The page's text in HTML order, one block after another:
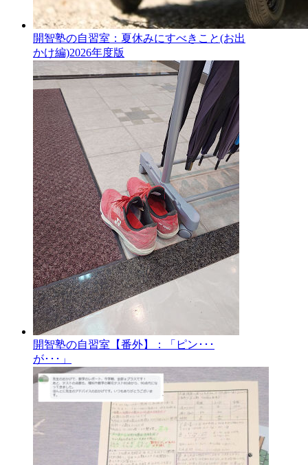
開智塾の自習室：夏休みにすべきこと(お出
かけ編)2026年度版
開智塾の自習室【番外】：「ピン･･･
が･･･」